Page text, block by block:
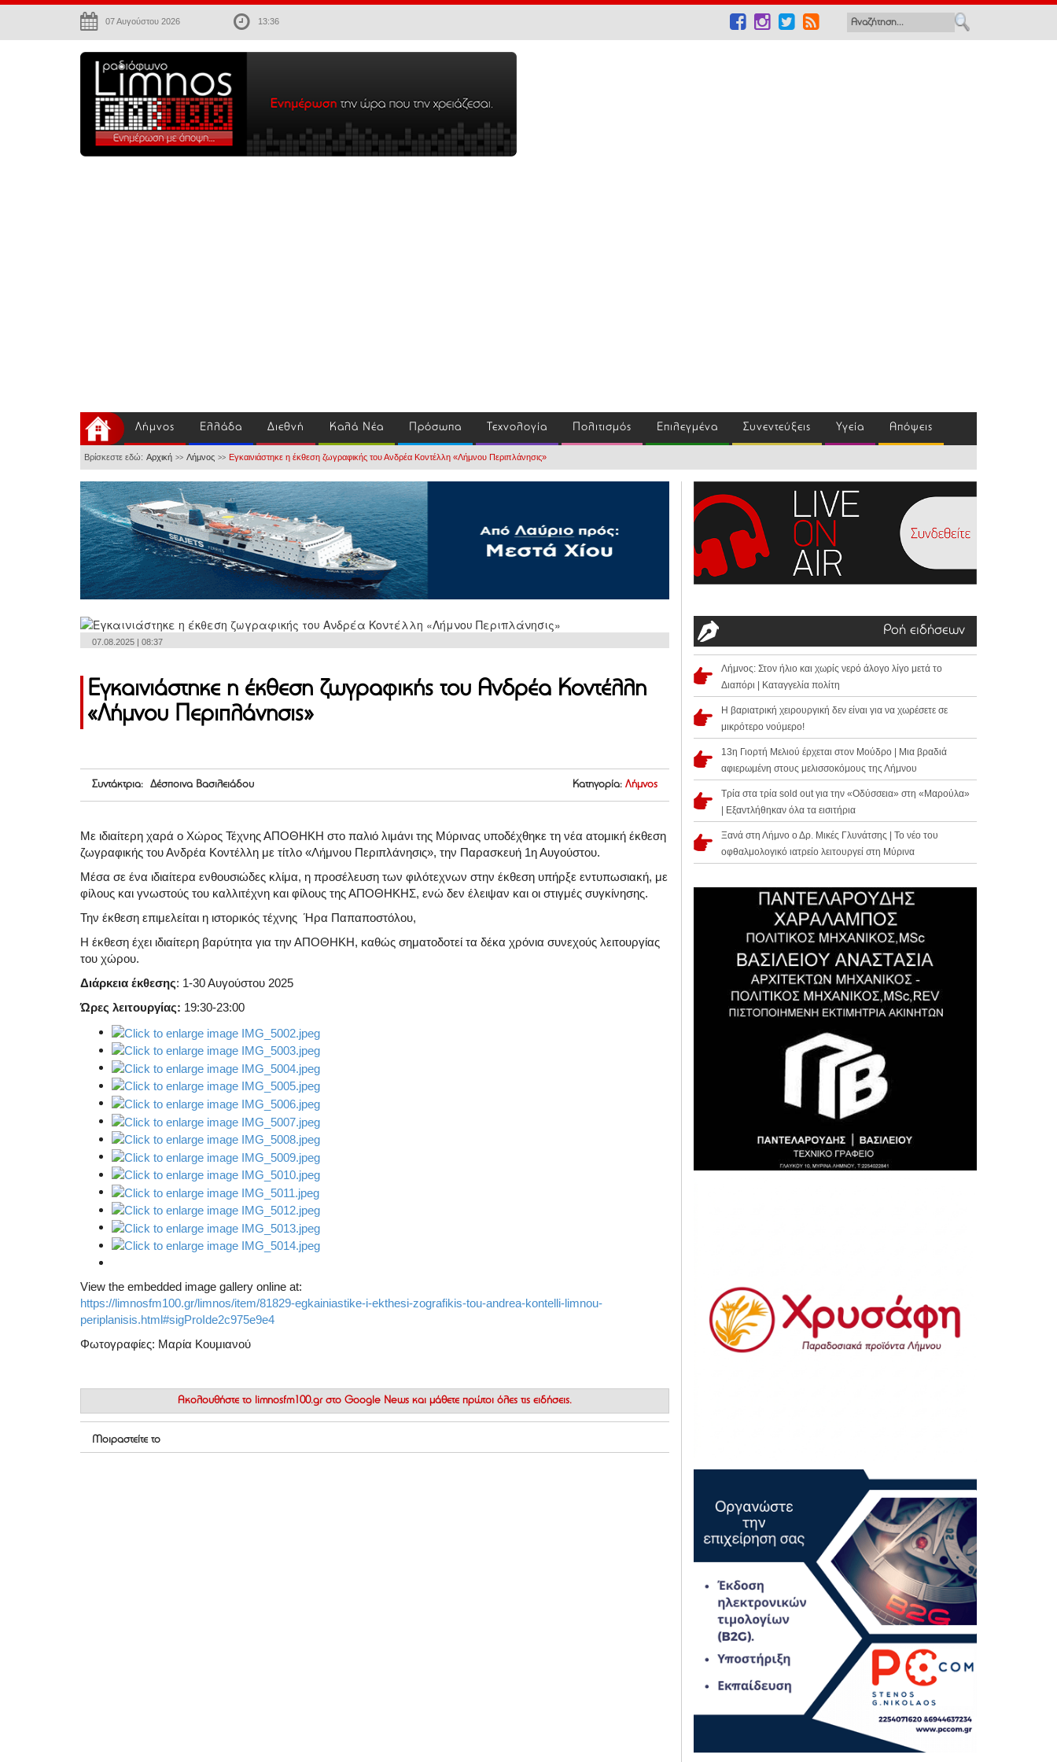
07 Αυγούστου 2026 13:36
Λήμνος Ελλάδα Διεθνή Καλά Νέα Πρόσωπα Τεχνολογία Πολιτισμός Επιλεγμένα Συνεντεύξεις Υγεία Απόψεις
Βρίσκεστε εδώ: Αρχική >> Λήμνος >> Εγκαινιάστηκε η έκθεση ζωγραφικής του Ανδρέα Κοντέλλη «Λήμνου Περιπλάνησις»
07.08.2025 | 08:37
Εγκαινιάστηκε η έκθεση ζωγραφικής του Ανδρέα Κοντέλλη
«Λήμνου Περιπλάνησις»
Συντάκτρια: Δέσποινα Βασιλειάδου Κατηγορία: Λήμνος
Με ιδιαίτερη χαρά ο Χώρος Τέχνης ΑΠΟΘΗΚΗ στο παλιό λιμάνι της Μύρινας υποδέχθηκε τη νέα ατομική έκθεση
ζωγραφικής του Ανδρέα Κοντέλλη με τίτλο «Λήμνου Περιπλάνησις», την Παρασκευή 1η Αυγούστου.
Μέσα σε ένα ιδιαίτερα ενθουσιώδες κλίμα, η προσέλευση των φιλότεχνων στην έκθεση υπήρξε εντυπωσιακή, με
φίλους και γνωστούς του καλλιτέχνη και φίλους της ΑΠΟΘΗΚΗΣ, ενώ δεν έλειψαν και οι στιγμές συγκίνησης.
Την έκθεση επιμελείται η ιστορικός τέχνης Ήρα Παπαποστόλου,
Η έκθεση έχει ιδιαίτερη βαρύτητα για την ΑΠΟΘΗΚΗ, καθώς σηματοδοτεί τα δέκα χρόνια συνεχούς λειτουργίας
του χώρου.
Διάρκεια έκθεσης: 1-30 Αυγούστου 2025
Ώρες λειτουργίας: 19:30-23:00
View the embedded image gallery online at:
https://limnosfm100.gr/limnos/item/81829-egkainiastike-i-ekthesi-zografikis-tou-andrea-kontelli-limnou-
periplanisis.html#sigProIde2c975e9e4
Φωτογραφίες: Μαρία Κουμιανού
Ακολουθήστε το limnosfm100.gr στο Google News και μάθετε πρώτοι όλες τις ειδήσεις.
Μοιραστείτε το
Ροή ειδήσεων
Λήμνος: Στον ήλιο και χωρίς νερό άλογο λίγο μετά το
Διαπόρι | Καταγγελία πολίτη
Η βαριατρική χειρουργική δεν είναι για να χωρέσετε σε
μικρότερο νούμερο!
13η Γιορτή Μελιού έρχεται στον Μούδρο | Μια βραδιά
αφιερωμένη στους μελισσοκόμους της Λήμνου
Τρία στα τρία sold out για την «Οδύσσεια» στη «Μαρούλα»
| Εξαντλήθηκαν όλα τα εισιτήρια
Ξανά στη Λήμνο ο Δρ. Μικές Γλυνάτσης | Το νέο του
οφθαλμολογικό ιατρείο λειτουργεί στη Μύρινα